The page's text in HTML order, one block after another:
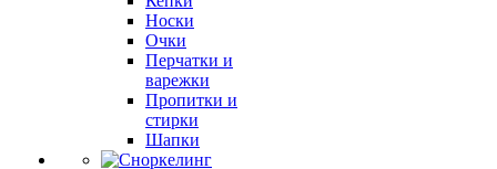
Носки
Очки
Перчатки и
варежки
Пропитки и
стирки
Шапки